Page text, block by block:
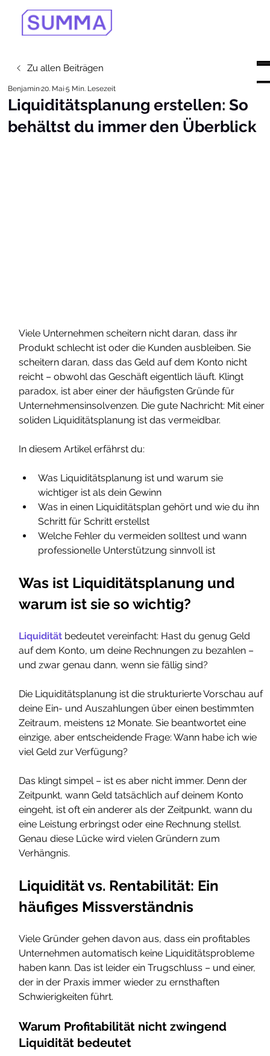
Zu allen Beiträgen
Liquiditätsplanung erstellen: So
behältst du immer den Überblick
Benjamin20. Mai5 Min. Lesezeit
Viele Unternehmen scheitern nicht daran, dass ihr
Produkt schlecht ist oder die Kunden ausbleiben. Sie
scheitern daran, dass das Geld auf dem Konto nicht
reicht – obwohl das Geschäft eigentlich läuft. Klingt
paradox, ist aber einer der häufigsten Gründe für
Unternehmensinsolvenzen. Die gute Nachricht: Mit einer
soliden Liquiditätsplanung ist das vermeidbar.
In diesem Artikel erfährst du:
Was Liquiditätsplanung ist und warum sie
wichtiger ist als dein Gewinn
Was in einen Liquiditätsplan gehört und wie du ihn
Schritt für Schritt erstellst
Welche Fehler du vermeiden solltest und wann
professionelle Unterstützung sinnvoll ist
Was ist Liquiditätsplanung und
warum ist sie so wichtig?
Liquidität bedeutet vereinfacht: Hast du genug Geld
auf dem Konto, um deine Rechnungen zu bezahlen –
und zwar genau dann, wenn sie fällig sind?
Die Liquiditätsplanung ist die strukturierte Vorschau auf
deine Ein- und Auszahlungen über einen bestimmten
Zeitraum, meistens 12 Monate. Sie beantwortet eine
einzige, aber entscheidende Frage: Wann habe ich wie
viel Geld zur Verfügung?
Das klingt simpel – ist es aber nicht immer. Denn der
Zeitpunkt, wann Geld tatsächlich auf deinem Konto
eingeht, ist oft ein anderer als der Zeitpunkt, wann du
eine Leistung erbringst oder eine Rechnung stellst.
Genau diese Lücke wird vielen Gründern zum
Verhängnis.
Liquidität vs. Rentabilität: Ein
häufiges Missverständnis
Viele Gründer gehen davon aus, dass ein profitables
Unternehmen automatisch keine Liquiditätsprobleme
haben kann. Das ist leider ein Trugschluss – und einer,
der in der Praxis immer wieder zu ernsthaften
Schwierigkeiten führt.
Warum Profitabilität nicht zwingend
Liquidität bedeutet